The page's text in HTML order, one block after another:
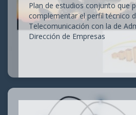
Plan de estudios conjunto que
complementar el perfil técnico
Telecomunicación con la de
Dirección de Empresas